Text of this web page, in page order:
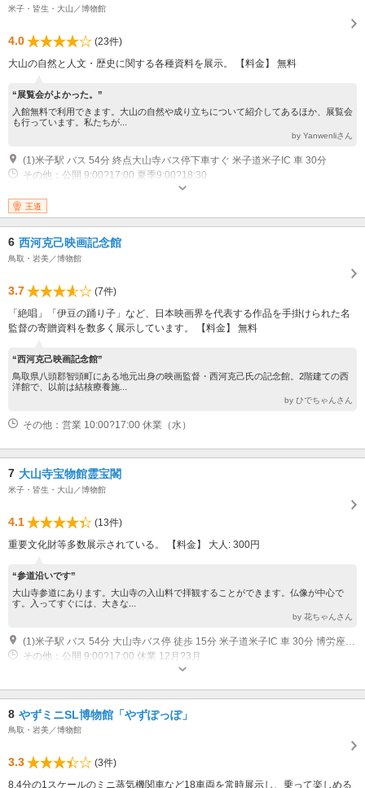
米子・皆生・大山／博物館
4.0
(23件)
大山の自然と人文・歴史に関する各種資料を展示。 【料金】 無料
“展覧会がよかった。”
入館無料で利用できます。大山の自然や成り立ちについて紹介してあるほか、展覧会
も行っています。私たちが...
by Yanwenliさん
(1)米子駅 バス 54分 終点大山寺バス停下車すぐ 米子道米子IC 車 30分
その他：公開 9:00?17:00 夏季9:00?18:30
王道
6 西河克己映画記念館
鳥取・岩美／博物館
3.7
(7件)
「絶唱」「伊豆の踊り子」など、日本映画界を代表する作品を手掛けられた名
監督の寄贈資料を数多く展示しています。 【料金】 無料
“西河克己映画記念館”
鳥取県八頭郡智頭町にある地元出身の映画監督・西河克己氏の記念館。2階建ての西
洋館で、以前は結核療養施...
by ひでちゃんさん
その他：営業 10:00?17:00 休業（水）
7 大山寺宝物館霊宝閣
米子・皆生・大山／博物館
4.1
(13件)
重要文化財等多数展示されている。 【料金】 大人: 300円
“参道沿いです”
大山寺参道にあります。大山寺の入山料で拝観することができます。仏像が中心で
す。入ってすぐには、大きな...
by 花ちゃんさん
その他：公開 9:00?17:00 休業 12月?3月
8 やずミニSL博物館「やずぽっぽ」
鳥取・岩美／博物館
3.3
(3件)
8.4分の1スケールのミニ蒸気機関車など18車両を常時展示し、乗って楽しめる